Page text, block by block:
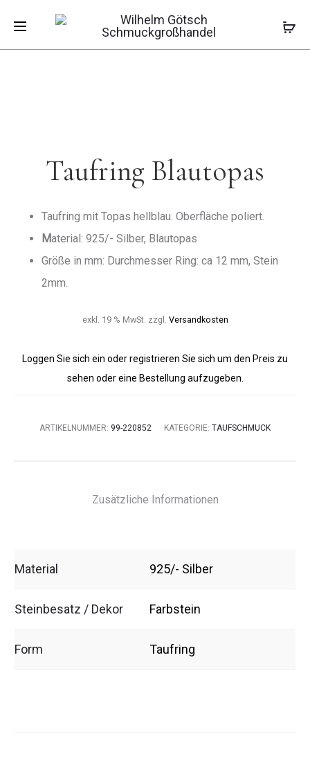
TAUFRING
ZIRK.PINK
ENGEL
Start Taufschmuck Taufring Blautopas
Taufring Blautopas
Taufring mit Topas hellblau. Oberfläche poliert.
Material: 925/- Silber, Blautopas
Größe in mm: Durchmesser Ring: ca 12 mm, Stein
2mm.
exkl. 19 % MwSt. zzgl. Versandkosten
Loggen Sie sich ein oder registrieren Sie sich um den Preis zu
sehen oder eine Bestellung aufzugeben.
ARTIKELNUMMER: 99-220852 KATEGORIE: TAUFSCHMUCK
Zusätzliche Informationen
Material 925/- Silber
Steinbesatz / Dekor Farbstein
Form Taufring